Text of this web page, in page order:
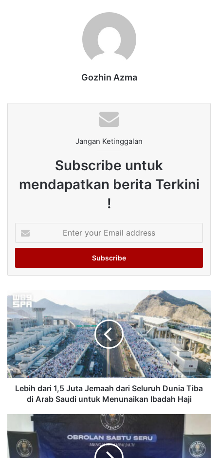
Gozhin Azma
Jangan Ketinggalan
Subscribe untuk
mendapatkan berita Terkini
!
your
Email
Lebih dari 1,5 Juta Jemaah dari Seluruh Dunia Tiba
di Arab Saudi untuk Menunaikan Ibadah Haji